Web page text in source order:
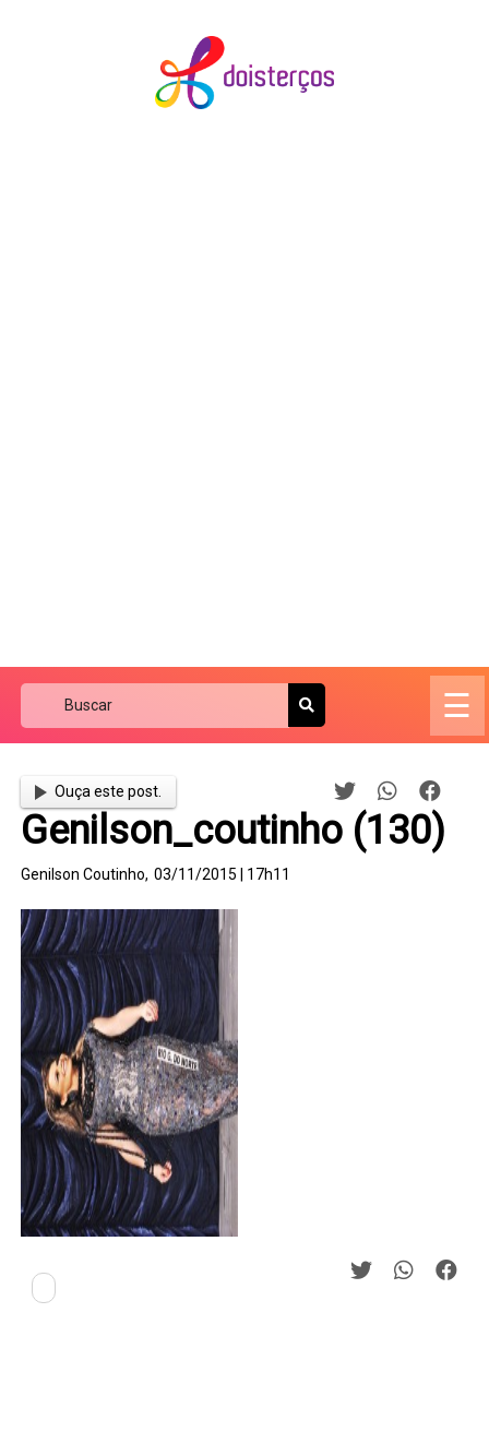
☰
Ouça este post.
Genilson_coutinho (130)
Genilson Coutinho, 03/11/2015 | 17h11